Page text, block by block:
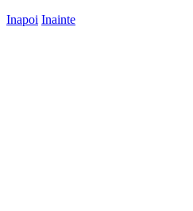
Inapoi Inainte